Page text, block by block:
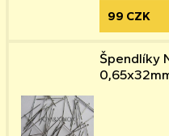
99 CZK
Špendlíky